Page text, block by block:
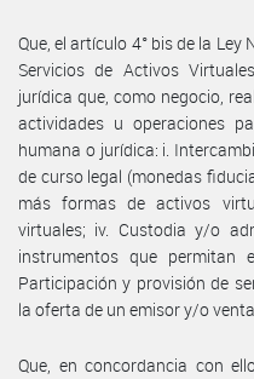
Que, el artículo 4° bis de la Ley
Servicios de Activos
jurídica que, como negocio,
actividades u operaciones
humana o jurídica: i.
de curso legal (monedas
más formas de activos
virtuales; iv. Custodia y/o
instrumentos que permitan
Participación y provisión de
la oferta de un emisor y/o
Que, en concordancia con